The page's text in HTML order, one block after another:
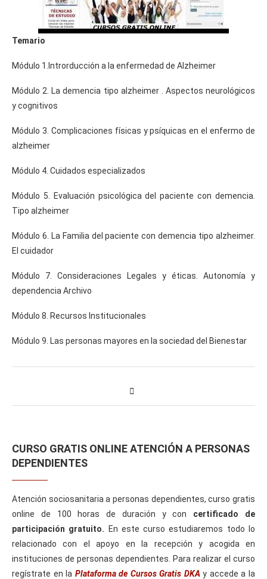
Temario
Módulo 1.Introrducción a la enfermedad de Alzheimer
Módulo 2. La demencia tipo alzheimer . Aspectos neurológicos
y cognitivos
Módulo 3. Complicaciones físicas y psíquicas en el enfermo de
alzheimer
Módulo 4. Cuidados especializados
Módulo 5. Evaluación psicológica del paciente con demencia.
Tipo alzheimer
Módulo 6. La Familia del paciente con demencia tipo alzheimer.
El cuidador
Módulo 7. Consideraciones Legales y éticas. Autonomía y
dependencia Archivo
Módulo 8. Recursos Institucionales
Módulo 9. Las personas mayores en la sociedad del Bienestar
CURSO GRATIS ONLINE ATENCIÓN A PERSONAS
DEPENDIENTES
Atención sociosanitaria a personas dependientes, curso gratis
online de 100 horas de duración y con certificado de
participación gratuito.
En este curso estudiaremos todo lo
relacionado con el apoyo en la recepción y acogida en
instituciones de personas dependientes. Para realizar el curso
regístrate en la Plataforma de Cursos Gratis DKAy accede a la